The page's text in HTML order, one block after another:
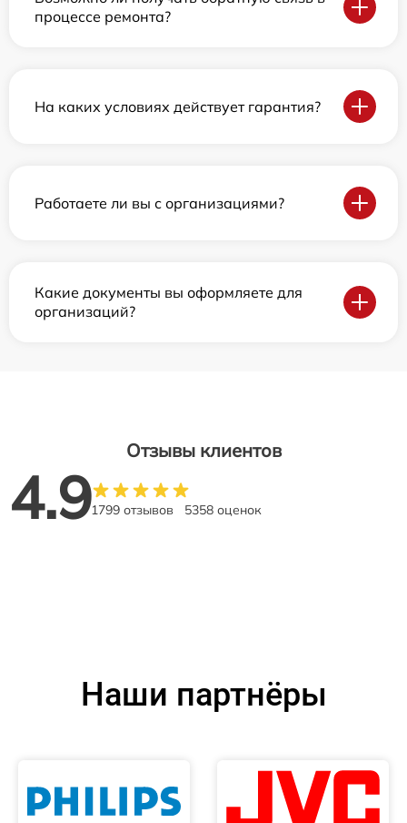
процессе ремонта?
На каких условиях действует гарантия?
Работаете ли вы с организациями?
Какие документы вы оформляете для
организаций?
Отзывы клиентов
4.91799 отзывов 5358 оценок
Наши партнёры